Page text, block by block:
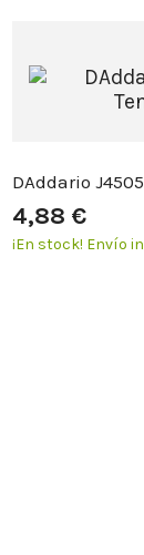
DAddario
4,88 €
¡En stock! Envío